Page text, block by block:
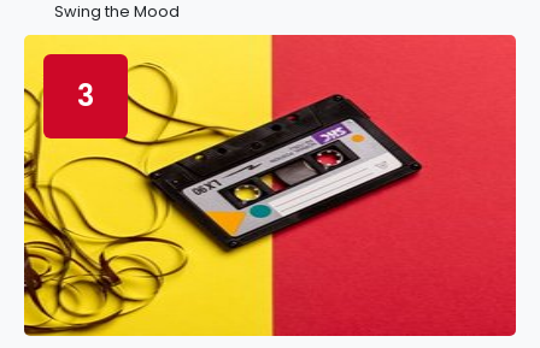
Swing the Mood
3